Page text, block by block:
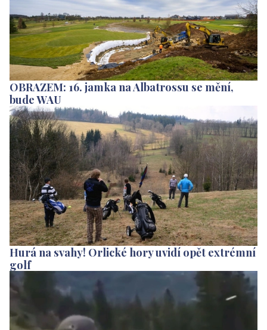
OBRAZEM: 16. jamka na Albatrossu se mění,
bude WAU
Hurá na svahy! Orlické hory uvidí opět extrémní
golf